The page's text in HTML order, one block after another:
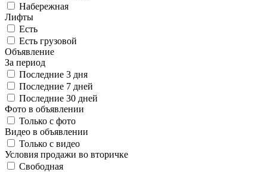
Набережная
Лифты
Есть
Есть грузовой
Объявление
За период
Последние 3 дня
Последние 7 дней
Последние 30 дней
Фото в объявлении
Только с фото
Видео в объявлении
Только с видео
Условия продажи во вторичке
Свободная